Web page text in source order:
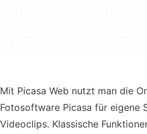
Mit Picasa Web nutzt man die
Fotosoftware Picasa für eigene
Videoclips. Klassische